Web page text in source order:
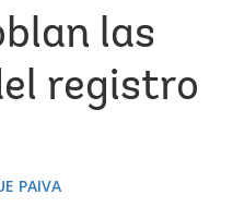
las
registro
PAIVA